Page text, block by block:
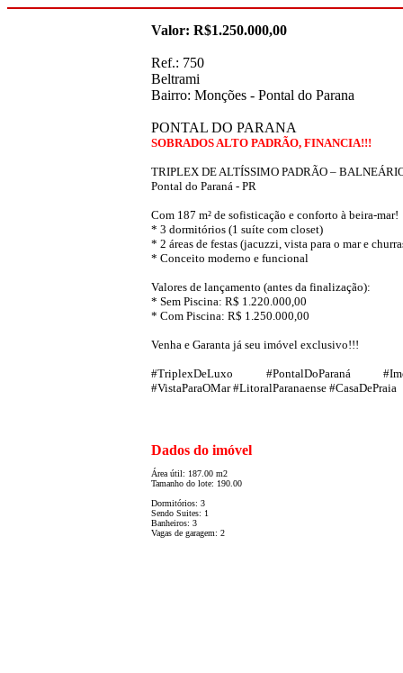
Valor: R$1.250.000,00
Ref.: 750
Beltrami
Bairro: Monções - Pontal do Parana
PONTAL DO PARANA
SOBRADOS ALTO PADRÃO, FINANCIA!!!
TRIPLEX DE ALTÍSSIMO PADRÃO –
Pontal do Paraná - PR
Com 187 m² de sofisticação e conforto à beira-mar!
* 3 dormitórios (1 suíte com closet)
* 2 áreas de festas (jacuzzi, vista para o mar e
* Conceito moderno e funcional
Valores de lançamento (antes da finalização):
* Sem Piscina: R$ 1.220.000,00
* Com Piscina: R$ 1.250.000,00
Venha e Garanta já seu imóvel exclusivo!!!
#TriplexDeLuxo #PontalDoParaná
#VistaParaOMar #LitoralParanaense #CasaDePraia
Dados do imóvel
Área útil: 187.00 m2
Tamanho do lote: 190.00
Dormitórios: 3
Sendo Suites: 1
Banheiros: 3
Vagas de garagem: 2